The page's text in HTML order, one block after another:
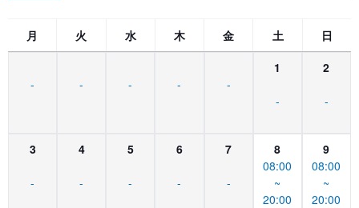
月 火 水 木 金 土 日
- - - - -
1
-
2
-
3
-
4
-
5
-
6
-
7
-
8
08:00
~
20:00
9
08:00
~
20:00